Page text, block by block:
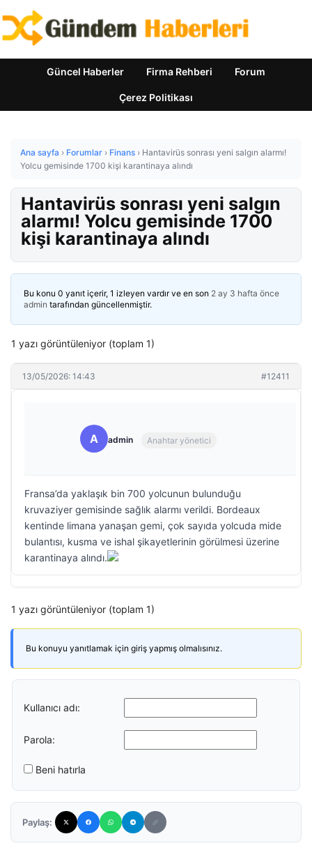
Güncel Haberler Firma Rehberi Forum
Çerez Politikası
Ana sayfa › Forumlar › Finans › Hantavirüs sonrası yeni salgın alarmı!
Yolcu gemisinde 1700 kişi karantinaya alındı
Hantavirüs sonrası yeni salgın
alarmı! Yolcu gemisinde 1700
kişi karantinaya alındı
Bu konu 0 yanıt içerir, 1 izleyen vardır ve en son 2 ay 3 hafta önce
admin tarafından güncellenmiştir.
1 yazı görüntüleniyor (toplam 1)
13/05/2026: 14:43 #12411
A admin Anahtar yönetici
Fransa’da yaklaşık bin 700 yolcunun bulunduğu
kruvaziyer gemisinde sağlık alarmı verildi. Bordeaux
kentinde limana yanaşan gemi, çok sayıda yolcuda mide
bulantısı, kusma ve ishal şikayetlerinin görülmesi üzerine
karantinaya alındı.
1 yazı görüntüleniyor (toplam 1)
Bu konuyu yanıtlamak için giriş yapmış olmalısınız.
Kullanıcı adı:
Parola:
Beni hatırla
Paylaş: